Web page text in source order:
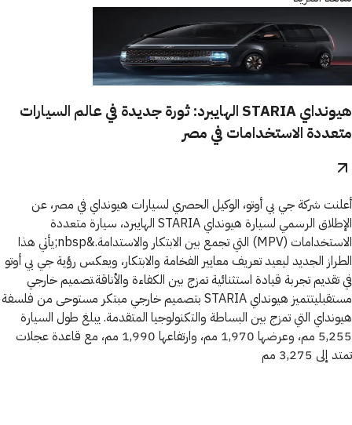
هيونداي STARIA الهايبرد: ثورة جديدة في عالم السيارات
متعددة الاستخدامات في مصر
أعلنت شركة جي بي أوتو، الوكيل الحصري لسيارات هيونداي في مصر، عن
الإطلاق الرسمي لسيارة هيونداي STARIA الهايبرد، سيارة متعددة
الاستخدامات (MPV) التي تجمع بين الابتكار والاستدامة.&nbsp;يأتي هذا
الطراز الجديد ليعيد تعريف معايير الفخامة والابتكار، ويعكس رؤية جي بي أوتو
في تقديم تجربة قيادة استثنائية تمزج بين الكفاءة والأناقة.تصميم خارجي
مستقبليتتميز هيونداي STARIA بتصميم خارجي مبتكر مستوحى من فلسفة
هيونداي التي تمزج بين البساطة والتكنولوجيا المتقدمة. يبلغ طول السيارة
5,255 مم، وعرضها 1,970 مم، وارتفاعها 1,990 مم، مع قاعدة عجلات
تمتد إلى 3,275 مم